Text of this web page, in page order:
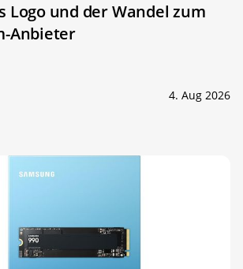
Logo und der Wandel zum
Anbieter
4. Aug 2026